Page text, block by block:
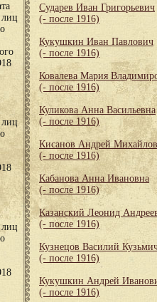
Сударев Иван Григорьевич
(- после 1916)
Кукушкин Иван Павлович
(- после 1916)
Ковалева Мария
(- после 1916)
Куликова Анна Васильевна
(- после 1916)
Кисанов Андрей
(- после 1916)
Кабанова Анна Ивановна
(- после 1916)
Казанский Леонид
(- после 1916)
Кузнецов Василий
(- после 1916)
Кукушкин Андрей
(- после 1916)